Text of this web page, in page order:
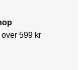
599 kr